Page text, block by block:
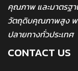
คุณภาพ และมาตรฐ
วัตถุดิบคุณภาพสูง
ปลายทางทั่วประเทศ
CONTACT US